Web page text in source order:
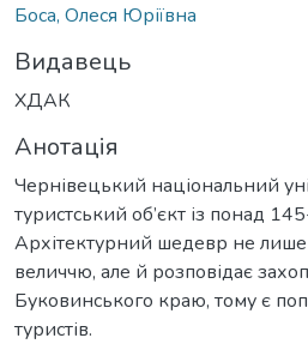
Боса, Олеся Юріївна
Видавець
ХДАК
Анотація
Чернівецький національний
туристський об’єкт із понад
Архітектурний шедевр не
величчю, але й розповідає
Буковинського краю, тому є
туристів.